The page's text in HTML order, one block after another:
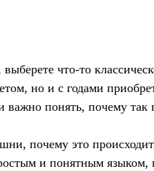
что-то
но и с годами
понять, почему так
почему это
и понятным